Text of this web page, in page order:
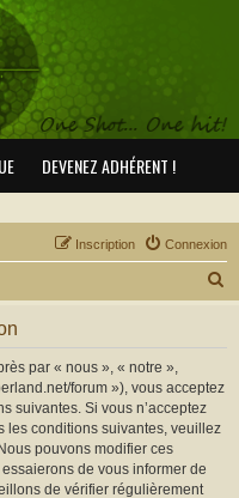
DEVENEZ ADHÉRENT !
Connexion
Inscription
par « nous », « notre »,
forum »), vous acceptez
suivantes. Si vous n’acceptez
les conditions suivantes, veuillez
pouvons modifier ces
de vous informer de
de vérifier régulièrement